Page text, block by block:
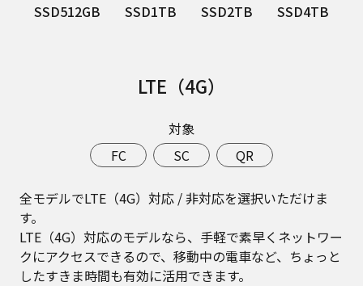
SSD512GB
SSD1TB SSD2TB SSD4TB
LTE（4G）
対象
FC
SC QR
全モデルでLTE（4G）対応 / 非対応を選択いただけま
す。
LTE（4G）対応のモデルなら、手軽で素早くネットワー
クにアクセスできるので、移動中の電車など、ちょっと
したすきま時間も有効に活用できます。